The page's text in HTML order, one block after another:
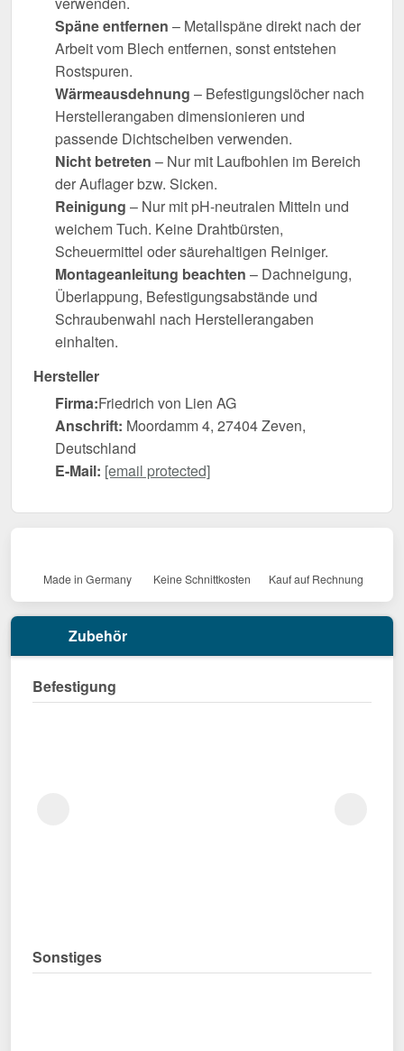
Späne entfernen – Metallspäne direkt nach der
Arbeit vom Blech entfernen, sonst entstehen
Rostspuren.
Wärmeausdehnung – Befestigungslöcher nach
Herstellerangaben dimensionieren und
passende Dichtscheiben verwenden.
Nicht betreten – Nur mit Laufbohlen im Bereich
der Auflager bzw. Sicken.
Reinigung – Nur mit pH-neutralen Mitteln und
weichem Tuch. Keine Drahtbürsten,
Scheuermittel oder säurehaltigen Reiniger.
Montageanleitung beachten – Dachneigung,
Überlappung, Befestigungsabstände und
Schraubenwahl nach Herstellerangaben
einhalten.
Hersteller
Firma:Friedrich von Lien AG
Anschrift: Moordamm 4, 27404 Zeven,
Deutschland
E-Mail: [email protected]
Made in Germany Keine Schnittkosten Kauf auf Rechnung
Zubehör
Befestigung
Sonstiges